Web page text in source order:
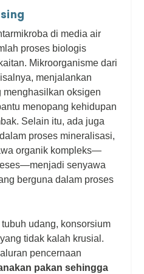
di media air
proses biologis
Mikroorganisme dari
menjalankan
menghasilkan oksigen
menopang kehidupan
Selain itu, ada juga
proses mineralisasi,
organik kompleks—
senyawa
berguna dalam proses
udang, konsorsium
tidak kalah krusial.
pencernaan
pakan sehingga